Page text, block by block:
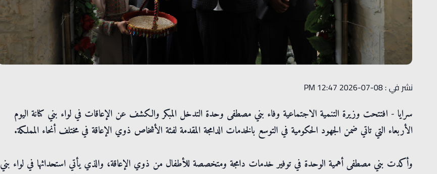
نشر في : 08-07-2026 12:47 PM
سرايا - افتتحت وزيرة التنمية الاجتماعية وفاء بني مصطفى وحدة التدخل المبكر والكشف عن الإعاقات في لواء بني كنانة اليوم
الأربعاء التي تاتي ضمن الجهود الحكومية في التوسع بالخدمات الدامجة المقدمة لفئة الأشخاص ذوي الإعاقة في مختلف أنحاء المملكة.
وأكدت بني مصطفى أهمية الوحدة في توفير خدمات دامجة ومتخصصة للأطفال من ذوي الإعاقة، والذي يأتي استحداثها في لواء بني